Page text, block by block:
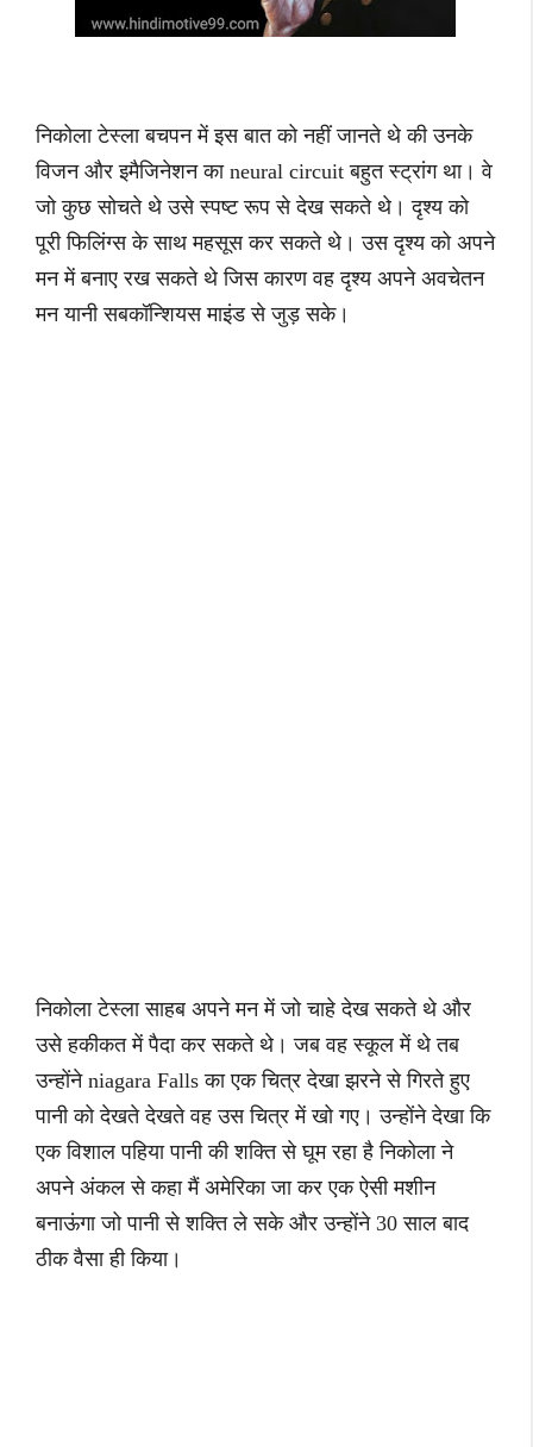
निकोला टेस्ला बचपन में इस बात को नहीं जानते थे की उनके
विजन और इमैजिनेशन का neural circuit बहुत स्ट्रांग था। वे
जो कुछ सोचते थे उसे स्पष्ट रूप से देख सकते थे। दृश्य को
पूरी फिलिंग्स के साथ महसूस कर सकते थे। उस दृश्य को अपने
मन में बनाए रख सकते थे जिस कारण वह दृश्य अपने अवचेतन
मन यानी सबकॉन्शियस माइंड से जुड़ सके।
निकोला टेस्ला साहब अपने मन में जो चाहे देख सकते थे और
उसे हकीकत में पैदा कर सकते थे। जब वह स्कूल में थे तब
उन्होंने niagara Falls का एक चित्र देखा झरने से गिरते हुए
पानी को देखते देखते वह उस चित्र में खो गए। उन्होंने देखा कि
एक विशाल पहिया पानी की शक्ति से घूम रहा है निकोला ने
अपने अंकल से कहा मैं अमेरिका जा कर एक ऐसी मशीन
बनाऊंगा जो पानी से शक्ति ले सके और उन्होंने 30 साल बाद
ठीक वैसा ही किया।